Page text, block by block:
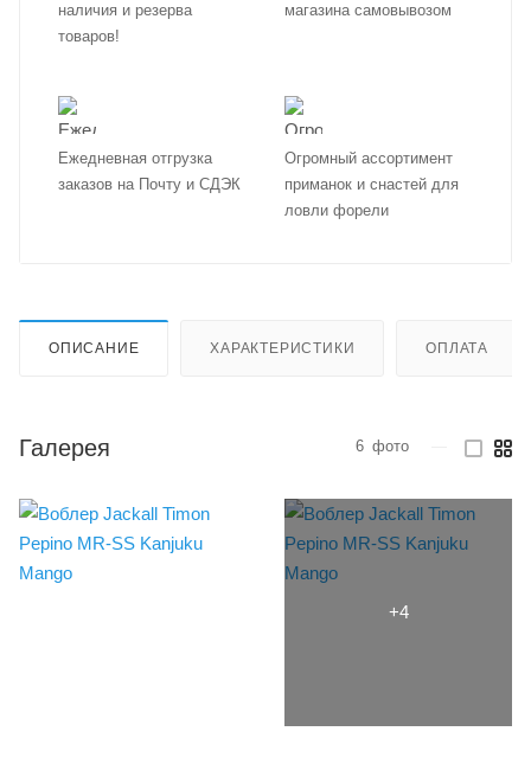
наличия и резерва
товаров!
магазина самовывозом
Ежедневная отгрузка
заказов на Почту и СДЭК
Огромный ассортимент
приманок и снастей для
ловли форели
ОПИСАНИЕ ХАРАКТЕРИСТИКИ ОПЛАТА
Галерея 6 фото